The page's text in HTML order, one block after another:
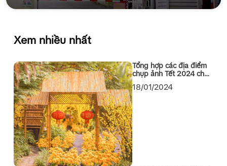
Xem nhiều nhất
Tổng hợp các địa điểm
chụp ảnh Tết 2024 cho
18/01/2024